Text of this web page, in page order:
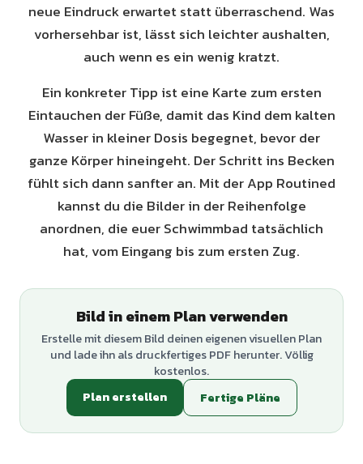
neue Eindruck erwartet statt überraschend. Was
vorhersehbar ist, lässt sich leichter aushalten,
auch wenn es ein wenig kratzt.
Ein konkreter Tipp ist eine Karte zum ersten
Eintauchen der Füße, damit das Kind dem kalten
Wasser in kleiner Dosis begegnet, bevor der
ganze Körper hineingeht. Der Schritt ins Becken
fühlt sich dann sanfter an. Mit der App Routined
kannst du die Bilder in der Reihenfolge
anordnen, die euer Schwimmbad tatsächlich
hat, vom Eingang bis zum ersten Zug.
Bild in einem Plan verwenden
Erstelle mit diesem Bild deinen eigenen visuellen Plan
und lade ihn als druckfertiges PDF herunter. Völlig
kostenlos.
Plan erstellen
Fertige Pläne